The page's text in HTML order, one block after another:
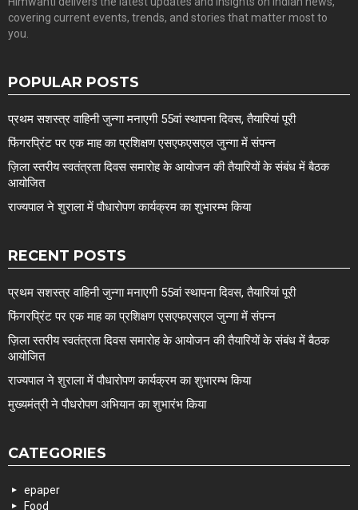
covering current events, trends, and stories that matter most to
you.
POPULAR POSTS
प्रथम सशस्त्र वाहिनी जुन्गा मनाएगी 55वां स्थापना दिवस, तैयारियां पूरी
फिंगरप्रिंट पर एक माह का प्रशिक्षण एसएफएसएल जुन्गा में संपन्न
ज़िला स्तरीय स्वतंत्रता दिवस समारोह के आयोजन की तैयारियों के संबंध में बैठक
आयोजित
राज्यपाल ने शुराला में पौधारोपण कार्यक्रम का शुभारम्भ किया
RECENT POSTS
प्रथम सशस्त्र वाहिनी जुन्गा मनाएगी 55वां स्थापना दिवस, तैयारियां पूरी
फिंगरप्रिंट पर एक माह का प्रशिक्षण एसएफएसएल जुन्गा में संपन्न
ज़िला स्तरीय स्वतंत्रता दिवस समारोह के आयोजन की तैयारियों के संबंध में बैठक
आयोजित
राज्यपाल ने शुराला में पौधारोपण कार्यक्रम का शुभारम्भ किया
मुख्यमंत्री ने पौधरोपण अभियान का शुभारंभ किया
CATEGORIES
epaper
Food